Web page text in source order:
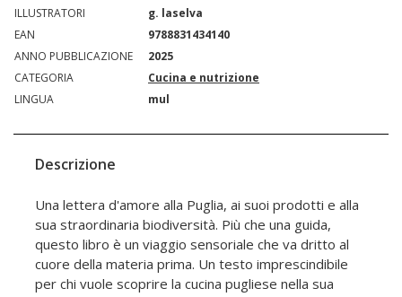
ILLUSTRATORI
g. laselva
EAN
9788831434140
ANNO PUBBLICAZIONE
2025
CATEGORIA
Cucina e nutrizione
LINGUA
mul
Descrizione
Una lettera d'amore alla Puglia, ai suoi prodotti e alla
sua straordinaria biodiversità. Più che una guida,
questo libro è un viaggio sensoriale che va dritto al
cuore della materia prima. Un testo imprescindibile
per chi vuole scoprire la cucina pugliese nella sua